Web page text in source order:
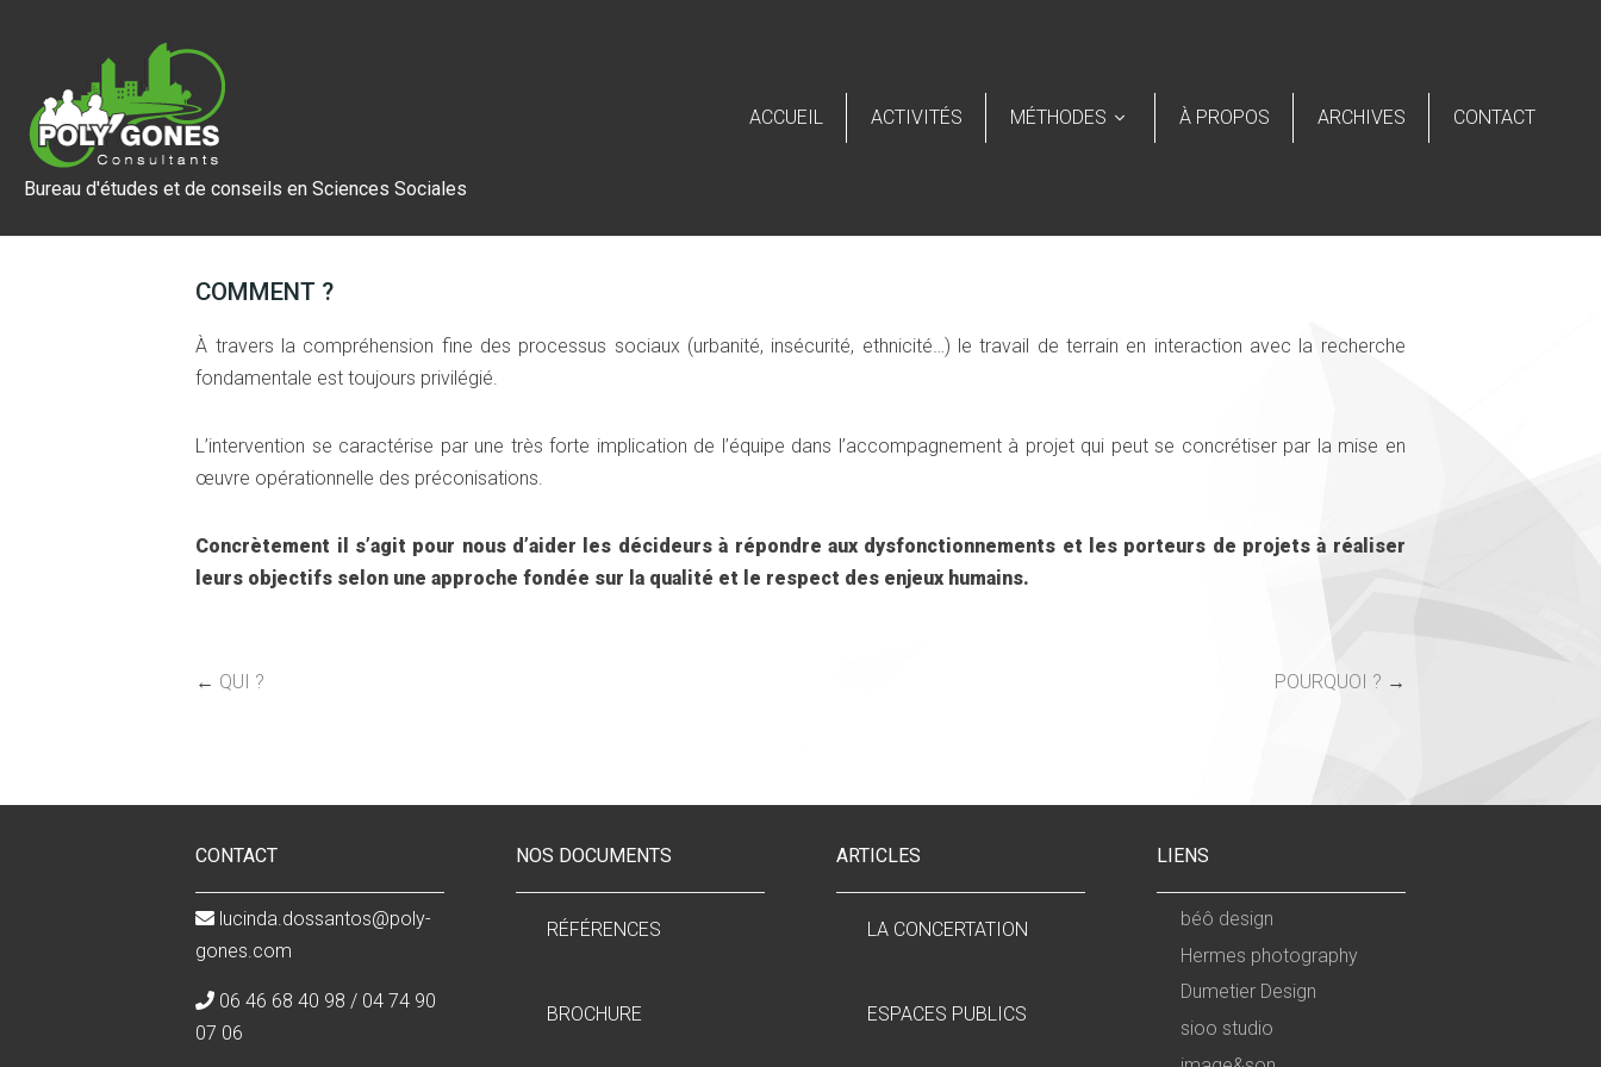
Bureau d'études et de conseils en Sciences Sociales
ACCUEIL ACTIVITÉS MÉTHODES À PROPOS ARCHIVES CONTACT
COMMENT ?
À travers la compréhension fine des processus sociaux (urbanité, insécurité, ethnicité…) le travail de terrain en interaction avec la recherche
fondamentale est toujours privilégié.
L’intervention se caractérise par une très forte implication de l’équipe dans l’accompagnement à projet qui peut se concrétiser par la mise en
œuvre opérationnelle des préconisations.
Concrètement il s’agit pour nous d’aider les décideurs à répondre aux dysfonctionnements et les porteurs de projets à réaliser
leurs objectifs selon une approche fondée sur la qualité et le respect des enjeux humains.
POURQUOI ? →
← QUI ?
CONTACT
lucinda.dossantos@poly-
gones.com
06 46 68 40 98 / 04 74 90
07 06
NOS DOCUMENTS
RÉFÉRENCES
BROCHURE
ARTICLES
LA CONCERTATION
ESPACES PUBLICS
LIENS
béô design
Hermes photography
Dumetier Design
sioo studio